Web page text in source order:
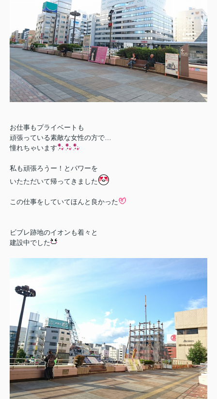
お仕事もプライベートも
頑張っている素敵な女性の方で…
憧れちゃいます
私も頑張ろうー！とパワーを
いたただいて帰ってきました
この仕事をしていてほんと良かった
ビブレ跡地のイオンも着々と
建設中でした